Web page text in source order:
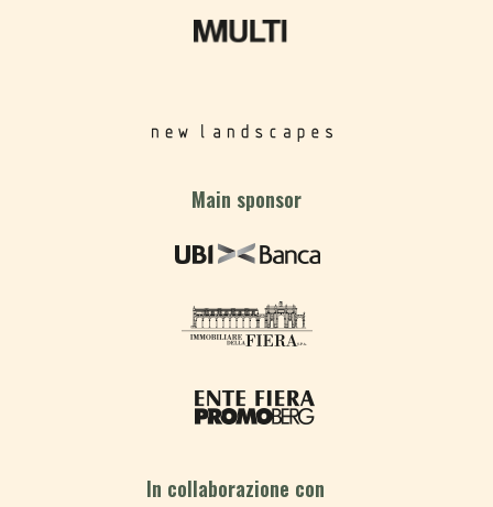
Main sponsor
In collaborazione con